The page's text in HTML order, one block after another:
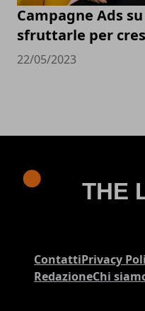
Campagne Ads
sfruttarle per
22/05/2023
ContattiPrivacy
RedazioneChi